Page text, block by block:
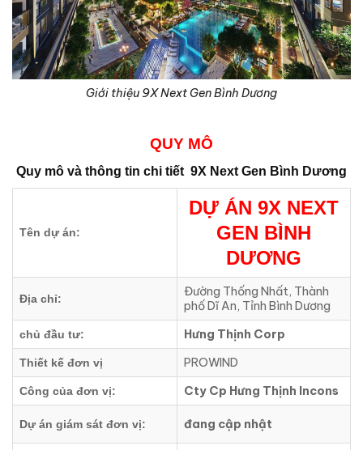
Giới thiệu 9X Next Gen Bình Dương
QUY MÔ
Quy mô và thông tin chi tiết 9X Next Gen Bình Dương
Tên dự án:
DỰ ÁN 9X NEXT
GEN BÌNH
DƯƠNG
Địa chỉ:
Đường Thống Nhất, Thành
phố Dĩ An, Tỉnh Bình Dương
chủ đầu tư: Hưng Thịnh Corp
Thiết kế đơn vị PROWIND
Công của đơn vị: Cty Cp Hưng Thịnh Incons
Dự án giám sát đơn vị: đang cập nhật